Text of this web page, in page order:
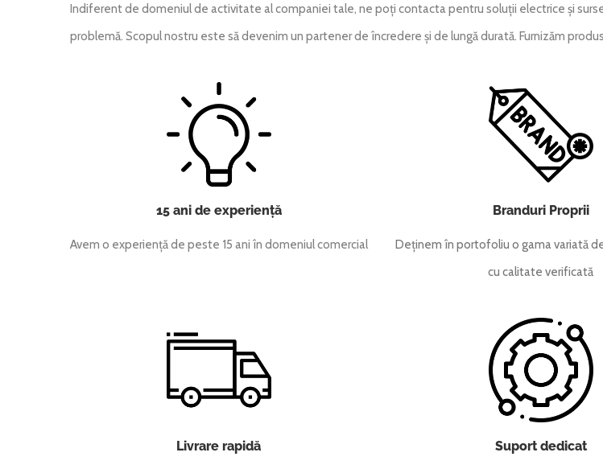
Indiferent de domeniul de activitate al companiei tale, ne poți contacta pentru soluții electrice și
problemă. Scopul nostru este să devenim un partener de încredere și de lungă durată. Furnizăm
15 ani de experiență
Avem o experiență de peste 15 ani în domeniul comercial
Branduri Proprii
Deținem în portofoliu o gama variată
cu calitate verificată
Livrare rapidă Suport dedicat